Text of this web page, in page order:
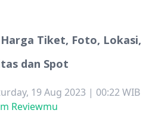
Tiket, Foto, Lokasi,
dan Spot
19 Aug 2023 | 00:22 WIB
Reviewmu